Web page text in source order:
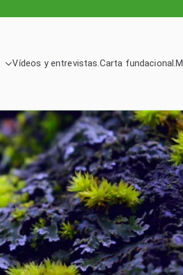
Vídeos y entrevistas.Carta fundacional.